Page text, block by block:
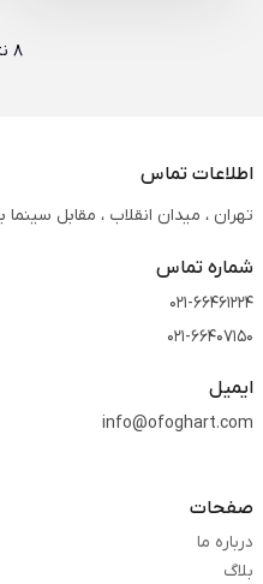
8 نتیجه
اطلاعات تماس
تهران ، میدان انقلاب ، مقابل
شماره تماس
021-66461224
021-66407150
ایمیل
info@ofoghart.com
صفحات
درباره ما
بلاگ